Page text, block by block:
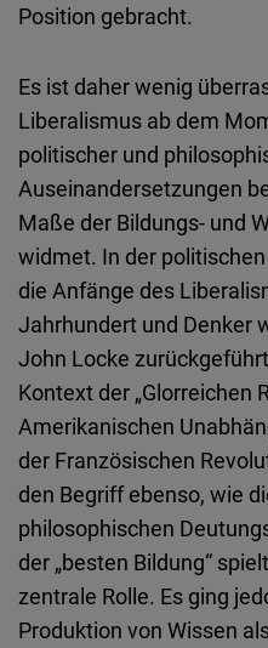
Position gebracht.
Es ist daher wenig
Liberalismus ab dem
politischer und
Auseinandersetzungen
Maße der Bildungs- und
widmet. In der
die Anfänge des
Jahrhundert und Denker
John Locke
Kontext der „Glorreichen
Amerikanischen
der Französischen
den Begriff ebenso, wie
philosophischen
der „besten Bildung“
zentrale Rolle. Es ging
Produktion von Wissen